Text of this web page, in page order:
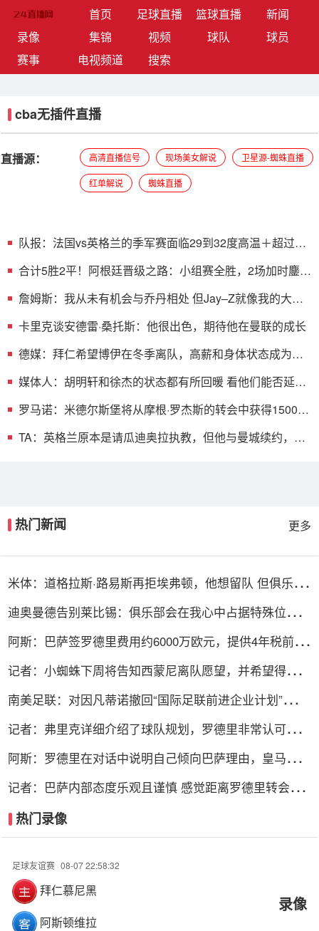
首页(current)足球直播 篮球直播
新闻
录像
集锦 视频 球队
球员
赛事
电视频道 搜索
cba无插件直播
直播源： 高清直播信号 现场美女解说 卫星源-蜘蛛直播
红单解说 蜘蛛直播
队报：法国vs英格兰的季军赛面临29到32度高温＋超过
合计5胜2平！阿根廷晋级之路：小组赛全胜，2场加时鏖战
詹姆斯：我从未有机会与乔丹相处 但Jay–Z就像我的大哥
卡里克谈安德雷·桑托斯：他很出色，期待他在曼联的成长
德媒：拜仁希望博伊在冬季离队，高薪和身体状态成为两
媒体人：胡明轩和徐杰的状态都有所回暖 看他们能否延续
罗马诺：米德尔斯堡将从摩根·罗杰斯的转会中获得1500万
TA：英格兰原本是请瓜迪奥拉执教，但他与曼城续约，转
热门新闻 更多
米体：道格拉斯·路易斯再拒埃弗顿，他想留队 但俱乐部
迪奥曼德告别莱比锡：俱乐部会在我心中占据特殊位置，
阿斯：巴萨签罗德里费用约6000万欧元，提供4年税前
记者：小蜘蛛下周将告知西蒙尼离队愿望，并希望得到理
南美足联：对因凡蒂诺撤回“国际足联前进企业计划”提案
记者：弗里克详细介绍了球队规划，罗德里非常认可并选
阿斯：罗德里在对话中说明自己倾向巴萨理由，皇马对此
记者：巴萨内部态度乐观且谨慎 感觉距离罗德里转会完
热门录像
足球友谊赛 08-07 22:58:32
拜仁慕尼黑
阿斯顿维拉
录像